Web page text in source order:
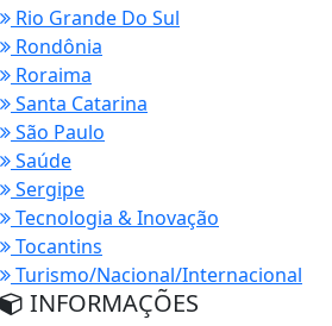
Rio Grande Do Sul
Rondônia
Roraima
Santa Catarina
São Paulo
Saúde
Sergipe
Tecnologia & Inovação
Tocantins
Turismo/Nacional/Internacional
INFORMAÇÕES